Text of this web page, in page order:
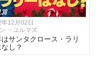
12月02日
・ユルマズ
サンタクロース・ラリ
し？